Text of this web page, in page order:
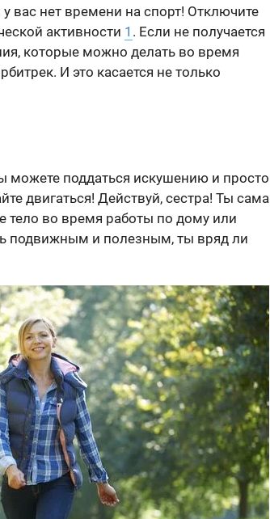
вас нет времени на спорт! Отключите
активности 1 . Если не получается
которые можно делать во время
И это касается не только
поддаться искушению и просто
двигаться! Действуй, сестра! Ты сама
тело во время работы по дому или
подвижным и полезным, ты вряд ли